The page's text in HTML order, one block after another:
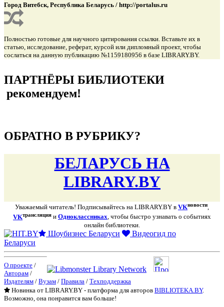
Город Витебск, Республика Беларусь / http://portalus.ru
Полностью готовые для научного цитирования ссылки. Вставьте их в
статью, исследование, реферат, курсой или дипломный проект, чтобы
сослаться на данную публикацию №1159180956 в базе LIBRARY.BY.
подняться наверх ↑
ПАРТНЁРЫ БИБЛИОТЕКИ
рекомендуем!
ОБРАТНО В РУБРИКУ?
БЕЛАРУСЬ НА
LIBRARY.BY
Уважаемый читатель! Подписывайтесь на LIBRARY.BY в VKновости,
VKтрансляция и Одноклассниках, чтобы быстро узнавать о событиях
онлайн библиотеки.
Шоубизнес Беларуси
Видеогид по
Беларуси
О проекте /
Авторам /
Издателям / Вузам / Правила / Техподдержка
Новинка от LIBRARY.BY - платформа для авторов BIBLIOTEKA.BY.
Возможно, она понравится вам больше!